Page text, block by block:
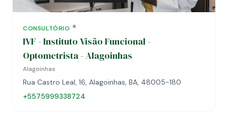
CONSULTÓRIO
IVF - Instituto Visão Funcional -
Optometrista - Alagoinhas
Alagoinhas
Rua Castro Leal, 16, Alagoinhas, BA, 48005-180
+5575999338724